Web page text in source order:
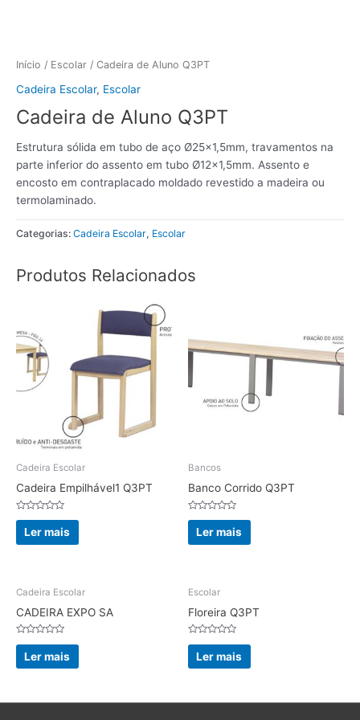
Início / Escolar / Cadeira de Aluno Q3PT
Cadeira Escolar, Escolar
Cadeira de Aluno Q3PT
Estrutura sólida em tubo de aço Ø25×1,5mm, travamentos na
parte inferior do assento em tubo Ø12×1,5mm. Assento e
encosto em contraplacado moldado revestido a madeira ou
termolaminado.
Categorias: Cadeira Escolar, Escolar
Produtos Relacionados
Cadeira Escolar
Cadeira Empilhável1 Q3PT
Avaliação
de
5
Ler mais
Bancos
Banco Corrido Q3PT
Avaliação
de
5
Ler mais
Cadeira Escolar
CADEIRA EXPO SA
Avaliação
de
5
Ler mais
Escolar
Floreira Q3PT
Avaliação
de
5
Ler mais